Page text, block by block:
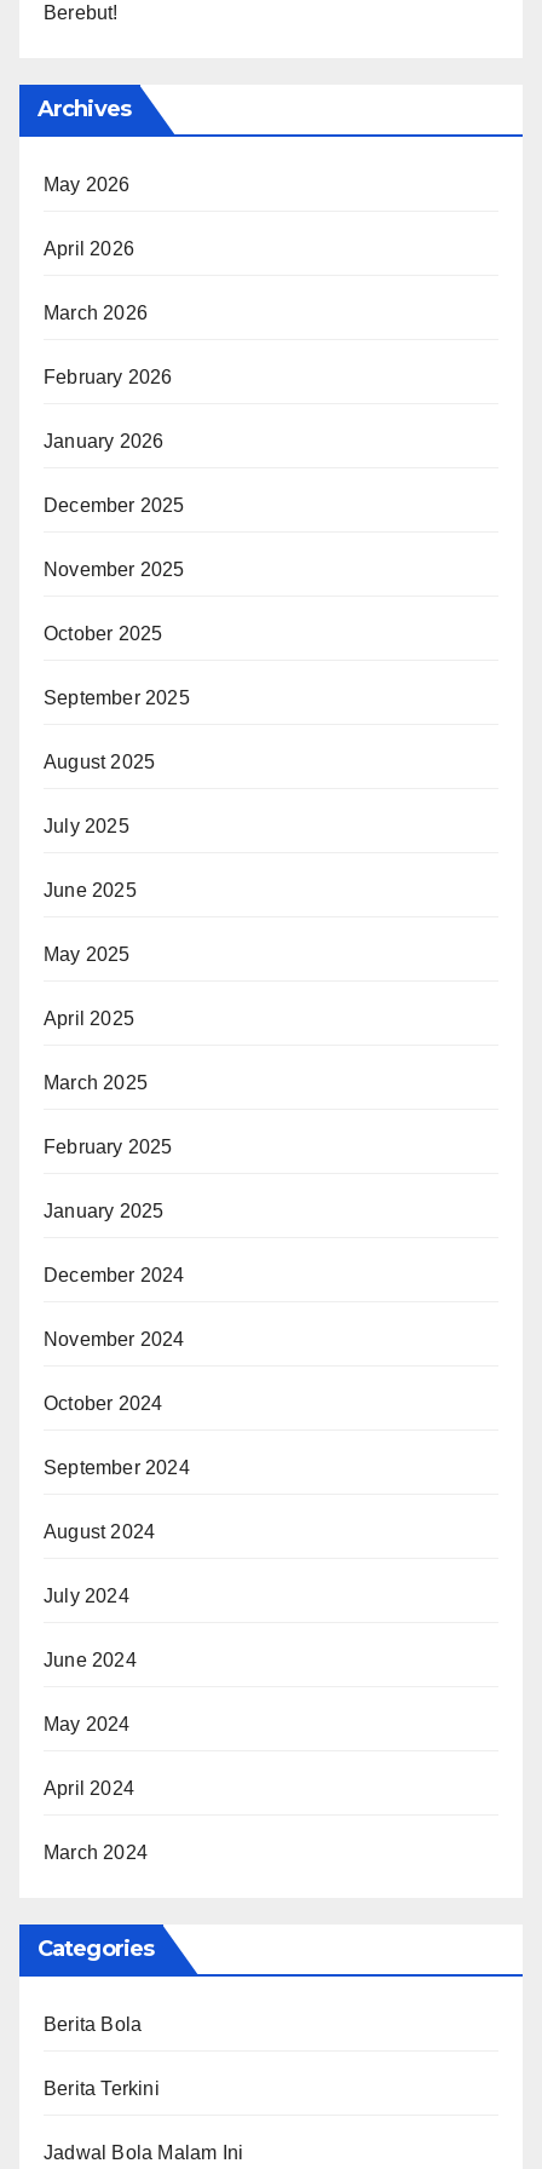
Berebut!
Archives
May 2026
April 2026
March 2026
February 2026
January 2026
December 2025
November 2025
October 2025
September 2025
August 2025
July 2025
June 2025
May 2025
April 2025
March 2025
February 2025
January 2025
December 2024
November 2024
October 2024
September 2024
August 2024
July 2024
June 2024
May 2024
April 2024
March 2024
Categories
Berita Bola
Berita Terkini
Jadwal Bola Malam Ini